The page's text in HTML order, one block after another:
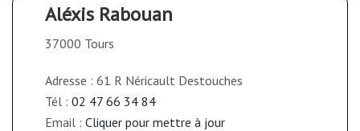
Aléxis Rabouan
37000 Tours
Adresse : 61 R Néricault Destouches
Tél : 02 47 66 34 84
Email : Cliquer pour mettre à jour